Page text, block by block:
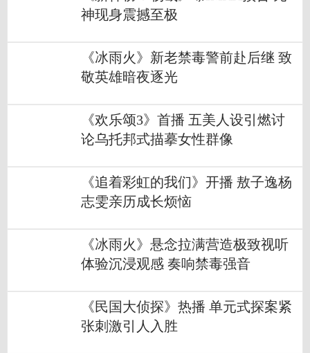
神现身震撼至极
《冰雨火》新老禁毒警前赴后继 致
敬英雄暗夜逐光
《欢乐颂3》首播 五美人设引燃讨
论乌托邦式描摹女性群像
《追着彩虹的我们》开播 敖子逸杨
志雯亲历成长烦恼
《冰雨火》悬念拉满营造极致视听
体验沉浸观感 奏响禁毒强音
《民国大侦探》热播 单元式探案紧
张刺激引人入胜